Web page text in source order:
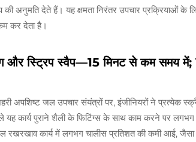
अनुमति देते हैं। यह क्षमता निरंतर उपचार प्रक्रियाओं के
कर देता है।
और स्ट्रिप स्वैप—15 मिनट से कम समय में;
अपशिष्ट जल उपचार संयंत्रों पर, इंजीनियरों ने प्रत्येक
कार्य पुराने शैली के फिटिंग्स के साथ काम करने पर
रखरखाव कार्य में लगभग चालीस प्रतिशत की कमी आई,